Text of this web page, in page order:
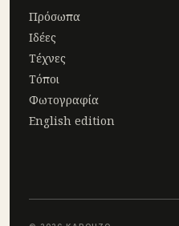
Πρόσωπα
Ιδέες
Τέχνες
Τόποι
Φωτογραφία
English edition